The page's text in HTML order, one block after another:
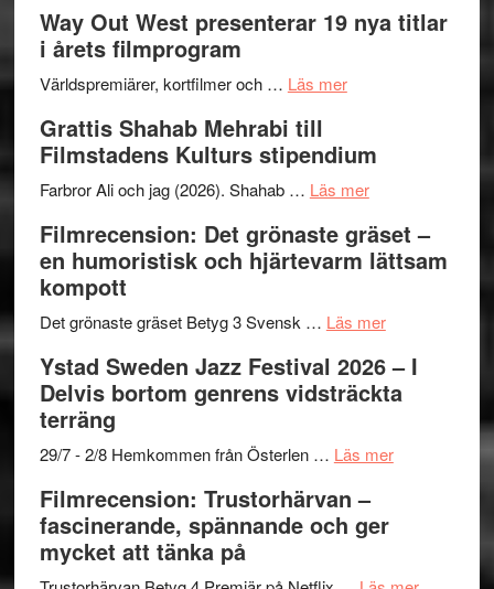
kväll
II
trailern
The
Files:
I
Want
Believe
–
Frankenshtey
med
Fox
och
Scully
Way Out West presenterar 19 nya titlar
i årets filmprogram
Världspremiärer, kortfilmer och … Läs merom
West
presenterar
nya
titlar
årets
Grattis Shahab Mehrabi till
Filmstadens Kulturs stipendium
Farbror Ali och jag (2026). Shahab … Läs merom
Shahab
Mehrabi
Filmstadens
stipendium
Filmrecension: Det grönaste gräset –
en humoristisk och hjärtevarm lättsam
kompott
Det grönaste gräset Betyg 3 Svensk … Läs merom
Det
grönaste
–
och
Ystad Sweden Jazz Festival 2026 – I
Delvis bortom genrens vidsträckta
terräng
29/7 - 2/8 Hemkommen från Österlen … Läs merom
Filmrecension: Trustorhärvan –
fascinerande, spännande och ger
mycket att tänka på